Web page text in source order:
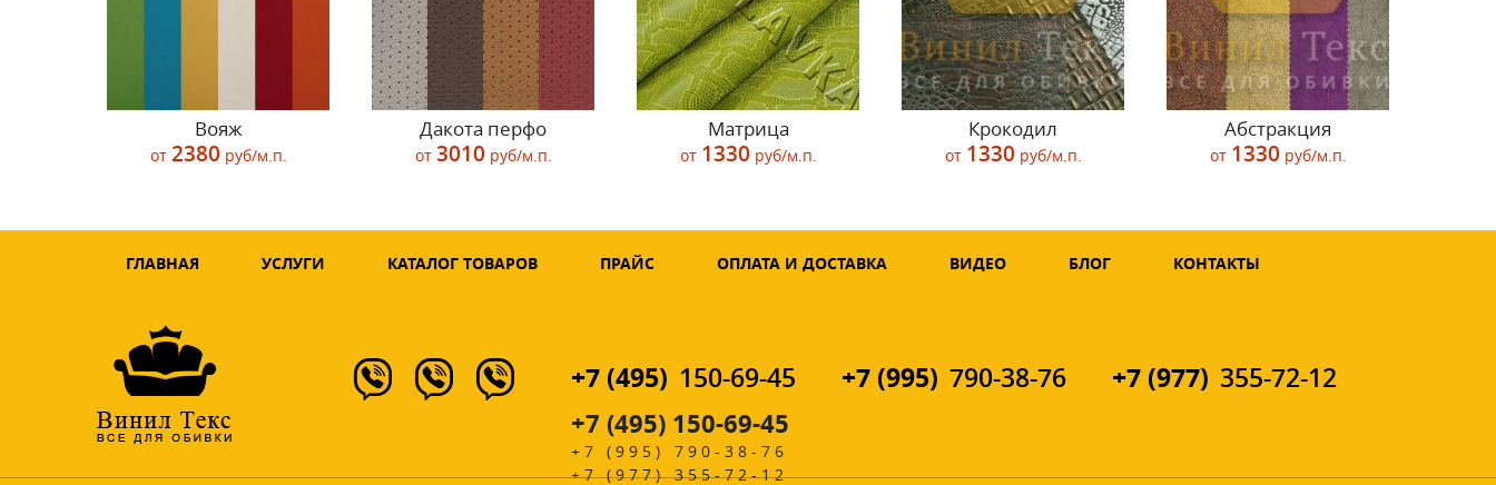
Вояж
от 2380 руб/м.п.
Дакота перфо
от 3010 руб/м.п.
Матрица
от 1330 руб/м.п.
Крокодил
от 1330 руб/м.п.
Абстракция
от 1330 руб/м.п.
ГЛАВНАЯ УСЛУГИ КАТАЛОГ ТОВАРОВ ПРАЙС ОПЛАТА И ДОСТАВКА ВИДЕО БЛОГ КОНТАКТЫ
+7 (495) 150-69-45 +7 (995) 790-38-76 +7 (977) 355-72-12
+7 (495) 150-69-45
+7 (995) 790-38-76
+7 (977) 355-72-12